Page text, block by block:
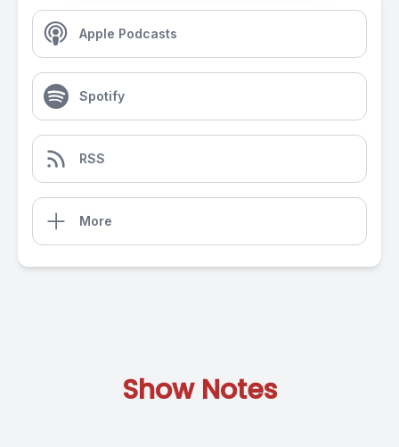
Apple Podcasts
Spotify
RSS
More
Show Notes